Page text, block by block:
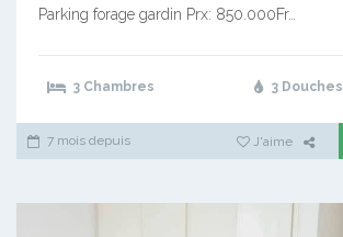
Parking forage gardin Prx: 850.000Fr…
3 Chambres 3 Douches
7 mois depuis J'aime